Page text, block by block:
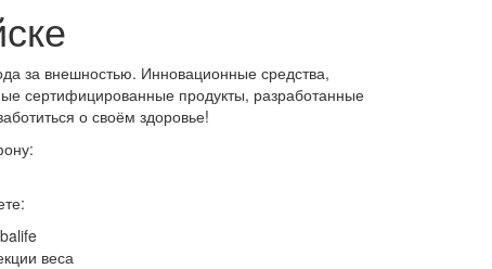
за внешностью. Инновационные средства,
сертифицированные продукты, разработанные
о своём здоровье!
веса